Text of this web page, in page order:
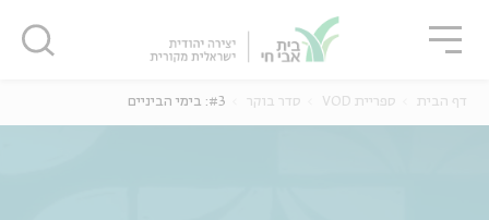
דף הבית ספריית VOD סדר בוקר #3: בימי הביניים
סגור